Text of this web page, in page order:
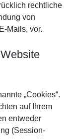
rechtliche
von
Mails, vor.
„Cookies“.
auf Ihrem
entweder
(Session-